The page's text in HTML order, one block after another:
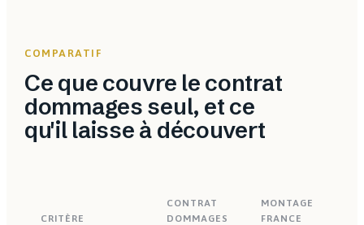
COMPARATIF
Ce que couvre le contrat
dommages seul, et ce
qu'il laisse à découvert
CRITÈRE
CONTRAT
DOMMAGES
MONTAGE
FRANCE